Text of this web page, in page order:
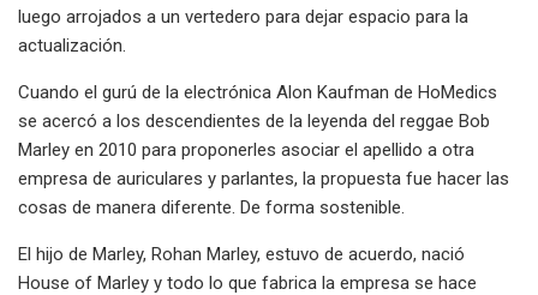
luego arrojados a un vertedero para dejar espacio para la
actualización.
Cuando el gurú de la electrónica Alon Kaufman de HoMedics
se acercó a los descendientes de la leyenda del reggae Bob
Marley en 2010 para proponerles asociar el apellido a otra
empresa de auriculares y parlantes, la propuesta fue hacer las
cosas de manera diferente. De forma sostenible.
El hijo de Marley, Rohan Marley, estuvo de acuerdo, nació
House of Marley y todo lo que fabrica la empresa se hace